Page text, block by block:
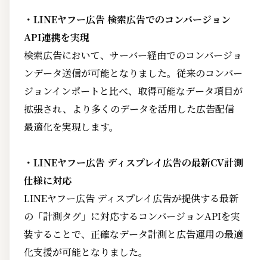
・LINEヤフー広告 検索広告でのコンバージョン
API連携を実現
検索広告において、サーバー経由でのコンバージョ
ンデータ送信が可能となりました。従来のコンバー
ジョンインポートと比べ、取得可能なデータ項目が
拡張され、より多くのデータを活用した広告配信
最適化を実現します。
・LINEヤフー広告 ディスプレイ広告の最新CV計測
仕様に対応
LINEヤフー広告 ディスプレイ広告が提供する最新
の「計測タグ」に対応するコンバージョンAPIを実
装することで、正確なデータ計測と広告運用の最適
化支援が可能となりました。